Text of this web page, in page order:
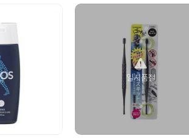
일시품절